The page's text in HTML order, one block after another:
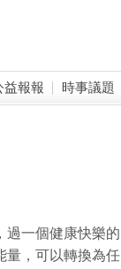
益報報 時事議題
過一個健康快樂的
量，可以轉換為任